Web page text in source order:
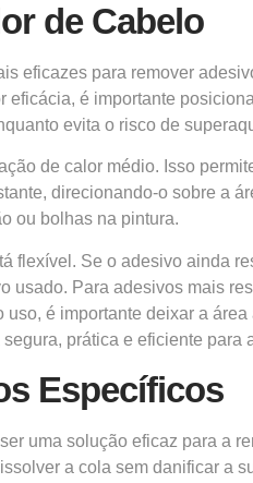
de Cabelo
eficazes para remover
é importante
evita o risco de
de calor médio. Isso
direcionando-o sobre a
ou bolhas na pintura.
flexível. Se o adesivo ainda
usado. Para adesivos mais
é importante deixar a
prática e eficiente para
Específicos
uma solução eficaz para a
a cola sem danificar a